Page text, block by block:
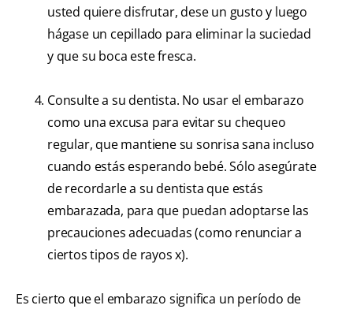
usted quiere disfrutar, dese un gusto y luego
hágase un cepillado para eliminar la suciedad
y que su boca este fresca.
Consulte a su dentista. No usar el embarazo
como una excusa para evitar su chequeo
regular, que mantiene su sonrisa sana incluso
cuando estás esperando bebé. Sólo asegúrate
de recordarle a su dentista que estás
embarazada, para que puedan adoptarse las
precauciones adecuadas (como renunciar a
ciertos tipos de rayos x).
Es cierto que el embarazo significa un período de